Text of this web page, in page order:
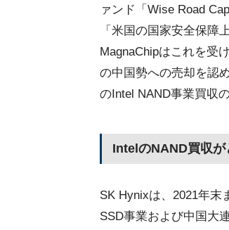
ァンド「Wise Road
「米国の国家安全保障
MagnaChipはこれを受
の中国勢への売却を認
のIntel NAND事業買収
IntelのNAND買収が
SK Hynixは、2021年末
SSD事業および中国大